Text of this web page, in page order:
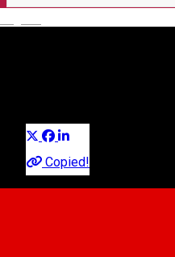
Copied!
Party